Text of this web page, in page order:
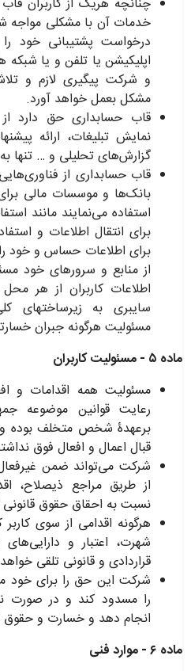
چنانچه هریک از کاربران
خدمات آن با مشکلی مواجه
درخواست پشتیبانی خود
اپلیکیشن یا تلفن و یا
و شرکت پیگیری لازم و
مشکل بعمل خواهد آورد.
قاب حسابداری حق دارد
نمایش تبلیغات، ارائه
گزارش‌های تحلیلی و … تنها
قاب حسابداری از
بانک‌ها و موسسات مالی
استفاده می‌نمایند مانند
برای انتقال اطلاعات و
برای اطلاعات حساس و خود
از منابع و سرور­های خود
اطلاعات کاربران از هر
سایبری به زیرساخت­های
مسئولیت هرگونه جبران
ماده ۵ - مسئولیت کاربران
مسئولیت همه اقدامات و
رعایت قوانین موضوعه
برعهدۀ شخص متخلف بوده
قبال اعمال و افعال فوق
شرکت می‌تواند ضمن
از طریق مراجع ذیصلاح،
نسبت به احقاق حقوق
هرگونه اقدامی از سوی
شهرت، اعتبار و
قراردادی و قانونی تلقی
شرکت این حق را برای خود
را مسدود کند و در صورت
انجام دهد و خسارت و حقوق
ماده ۶ - موارد فنی